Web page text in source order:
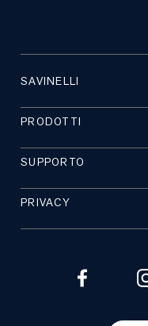
SAVINELLI
PRODOTTI
SUPPORTO
PRIVACY